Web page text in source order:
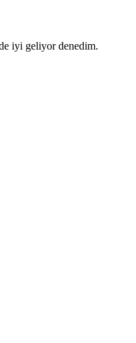
iyi geliyor denedim.